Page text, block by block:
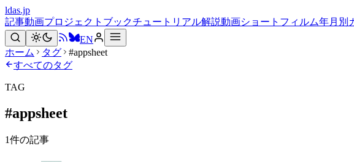
ldas.jp
記事動画プロジェクト ブックチュートリアル解説動画ショートフィルム年月別
EN
ホーム
タグ
#appsheet
すべてのタグ
TAG
#appsheet
1件の記事